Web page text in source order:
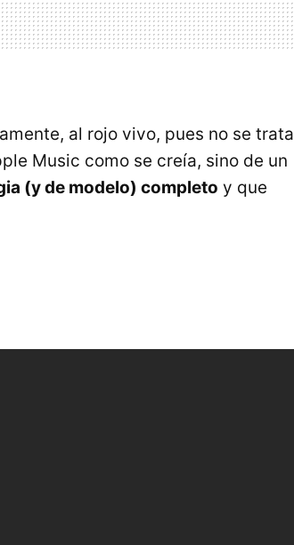
al rojo vivo, pues no se trata
Music como se creía, sino de un
(y de modelo) completo y que